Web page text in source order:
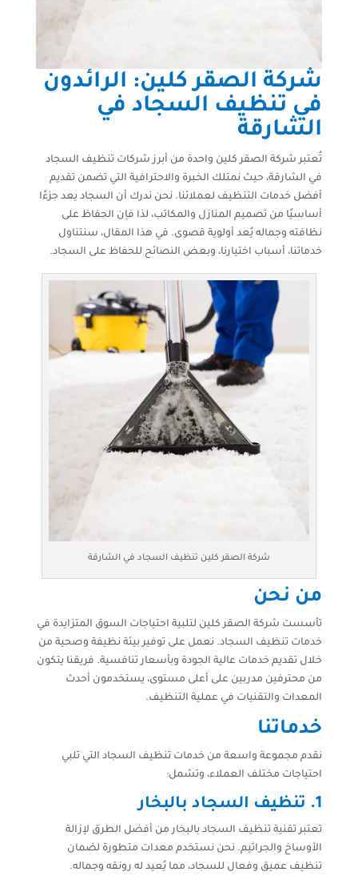
شركة الصقر كلين: الرائدون
في تنظيف السجاد في
الشارقة
تُعتبر شركة الصقر كلين واحدة من أبرز شركات تنظيف السجاد
في الشارقة، حيث نمتلك الخبرة والاحترافية التي تضمن تقديم
أفضل خدمات التنظيف لعملائنا. نحن ندرك أن السجاد يعد جزءًا
أساسيًا من تصميم المنازل والمكاتب، لذا فإن الحفاظ على
نظافته وجماله يُعد أولوية قصوى. في هذا المقال، سنتناول
خدماتنا، أسباب اختيارنا، وبعض النصائح للحفاظ على السجاد.
شركة الصقر كلين تنظيف السجاد في الشارقة
من نحن
تأسست شركة الصقر كلين لتلبية احتياجات السوق المتزايدة في
خدمات تنظيف السجاد. نعمل على توفير بيئة نظيفة وصحية من
خلال تقديم خدمات عالية الجودة وبأسعار تنافسية. فريقنا يتكون
من محترفين مدربين على أعلى مستوى، يستخدمون أحدث
المعدات والتقنيات في عملية التنظيف.
خدماتنا
نقدم مجموعة واسعة من خدمات تنظيف السجاد التي تلبي
احتياجات مختلف العملاء، وتشمل:
1. تنظيف السجاد بالبخار
تعتبر تقنية تنظيف السجاد بالبخار من أفضل الطرق لإزالة
الأوساخ والجراثيم. نحن نستخدم معدات متطورة لضمان
تنظيف عميق وفعال للسجاد، مما يُعيد له رونقه وجماله.